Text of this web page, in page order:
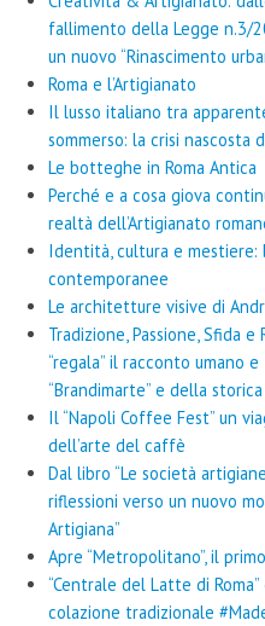
fallimento della Legge n.3/
un nuovo “Rinascimento
Roma e l’Artigianato
Il lusso italiano tra
sommerso: la crisi nascosta
Le botteghe in Roma Antica
Perché e a cosa giova
realtà dell’Artigianato
Identità, cultura e
contemporanee
Le architetture visive di
Tradizione, Passione, Sfida
“regala” il racconto umano
“Brandimarte” e della
Il “Napoli Coffee Fest” un
dell’arte del caffè
Dal libro “Le società
riflessioni verso un nuovo
Artigiana”
Apre “Metropolitano”, il
“Centrale del Latte di
colazione tradizionale